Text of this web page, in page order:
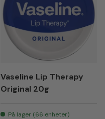
Vaseline Lip Therapy
Original 20g
På lager (66 enheter)